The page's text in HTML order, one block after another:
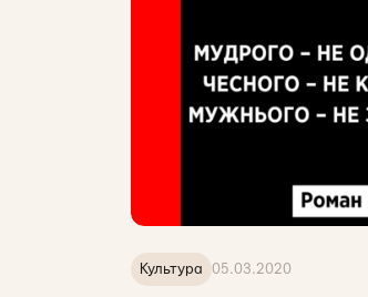
Культура 05.03.2020